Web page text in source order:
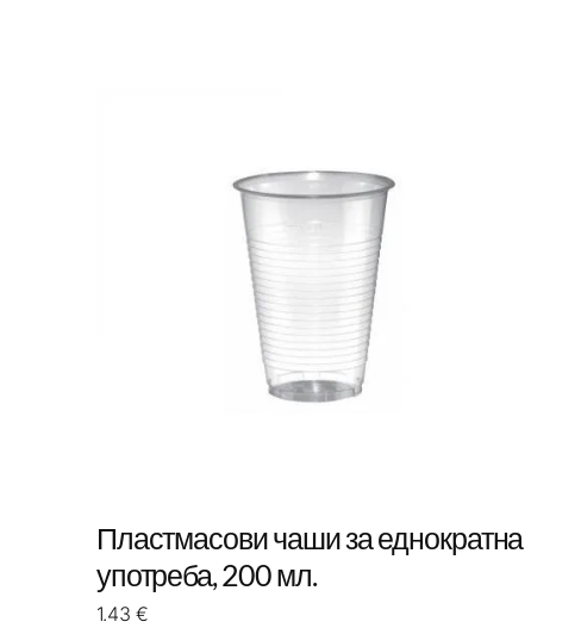
Пластмасови чаши за еднократна
употреба, 200 мл.
1.43€